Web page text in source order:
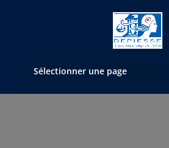
Sélectionner une page